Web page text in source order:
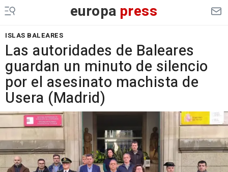
europa press
ISLAS BALEARES
Las autoridades de Baleares
guardan un minuto de silencio
por el asesinato machista de
Usera (Madrid)